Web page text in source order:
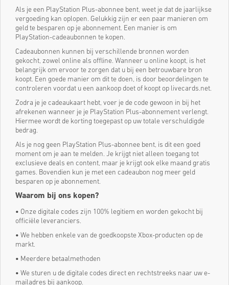
Als je een PlayStation Plus-abonnee bent, weet je dat de jaarlijkse
vergoeding kan oplopen. Gelukkig zijn er een paar manieren om
geld te besparen op je abonnement. Een manier is om
PlayStation-cadeaubonnen te kopen.
Cadeaubonnen kunnen bij verschillende bronnen worden
gekocht, zowel online als offline. Wanneer u online koopt, is het
belangrijk om ervoor te zorgen dat u bij een betrouwbare bron
koopt. Een goede manier om dit te doen, is door beoordelingen te
controleren voordat u een aankoop doet of koopt op livecards.net.
Zodra je je cadeaukaart hebt, voer je de code gewoon in bij het
afrekenen wanneer je je PlayStation Plus-abonnement verlengt.
Hiermee wordt de korting toegepast op uw totale verschuldigde
bedrag.
Als je nog geen PlayStation Plus-abonnee bent, is dit een goed
moment om je aan te melden. Je krijgt niet alleen toegang tot
exclusieve deals en content, maar je krijgt ook elke maand gratis
games. Bovendien kun je met een cadeaubon nog meer geld
besparen op je abonnement.
Waarom bij ons kopen?
• Onze digitale codes zijn 100% legitiem en worden gekocht bij
officiële leveranciers.
• We hebben enkele van de goedkoopste Xbox-producten op de
markt.
• Meerdere betaalmethoden
• We sturen u de digitale codes direct en rechtstreeks naar uw e-
mailadres bij aankoop.